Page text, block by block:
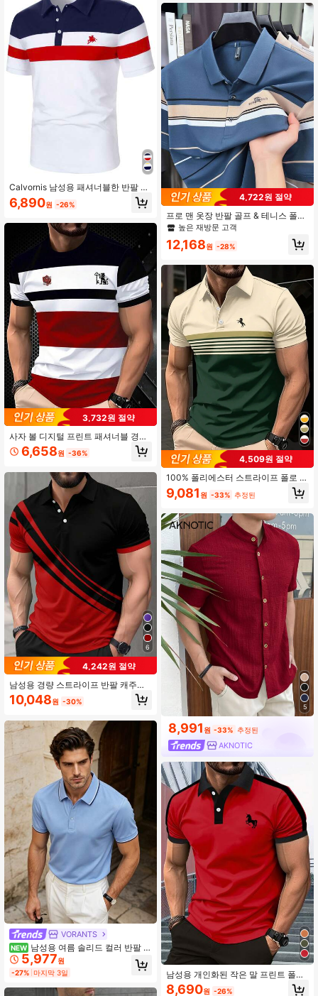
Calvornis 남성용 패셔너블한 반팔 폴
로 정장 셔츠, 레드 화이트 블루 셔츠,
행사용
6,890원 -26%
3,732원 절약
사자 볼 디지털 프린트 패셔너블 경량
통기성 반팔 티셔츠, 100% 폴리에스
터 원단으로 제작, 경량 및 통기성, 친
6,658원 -36%
6
4,242원 절약
남성용 경량 스트라이프 반팔 캐주얼
통근 폴로 셔츠, 봄/여름
10,048원 -30%
VORANTS
NEW 남성용 여름 솔리드 컬러 반팔 캐
주얼 출퇴근 버튼 칼라 폴로 셔츠, 골
프에 적합, 라이트 블루 폴로 셔츠
5,977원
-27% 마지막 3일
4,722원 절약
프로 맨 옷장 반팔 골프 & 테니스 폴로
셔츠높은 재방문 고객
12,168원 -28%
4,509원 절약
100% 폴리에스터 스트라이프 폴로 셔
츠 - 남성 캐주얼 스타일, 레귤러 핏,
버튼 칼라 셔츠 - 남성 비정형 스타일,
스포츠에 완벽, 친구를 위한 선물로 적
합, 고품질 100% 폴리에스터 원단, 가
볍고 통기성 있음
9,081 원 -33% 추정된
5
8,991 원 -33% 추정된
AKNOTIC
남성용 개인화된 작은 말 프린트 폴로
셔츠
8,690원 -26%